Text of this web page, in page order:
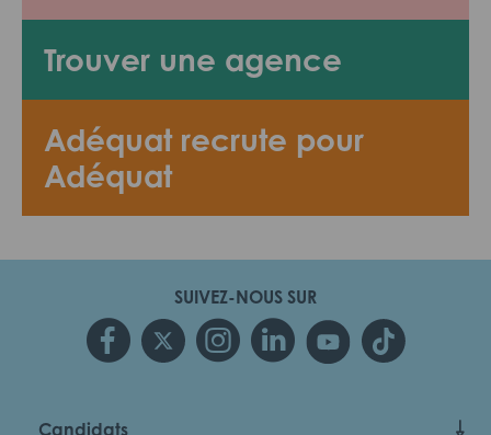
Trouver une agence
Adéquat recrute pour
Adéquat
SUIVEZ-NOUS SUR
Candidats